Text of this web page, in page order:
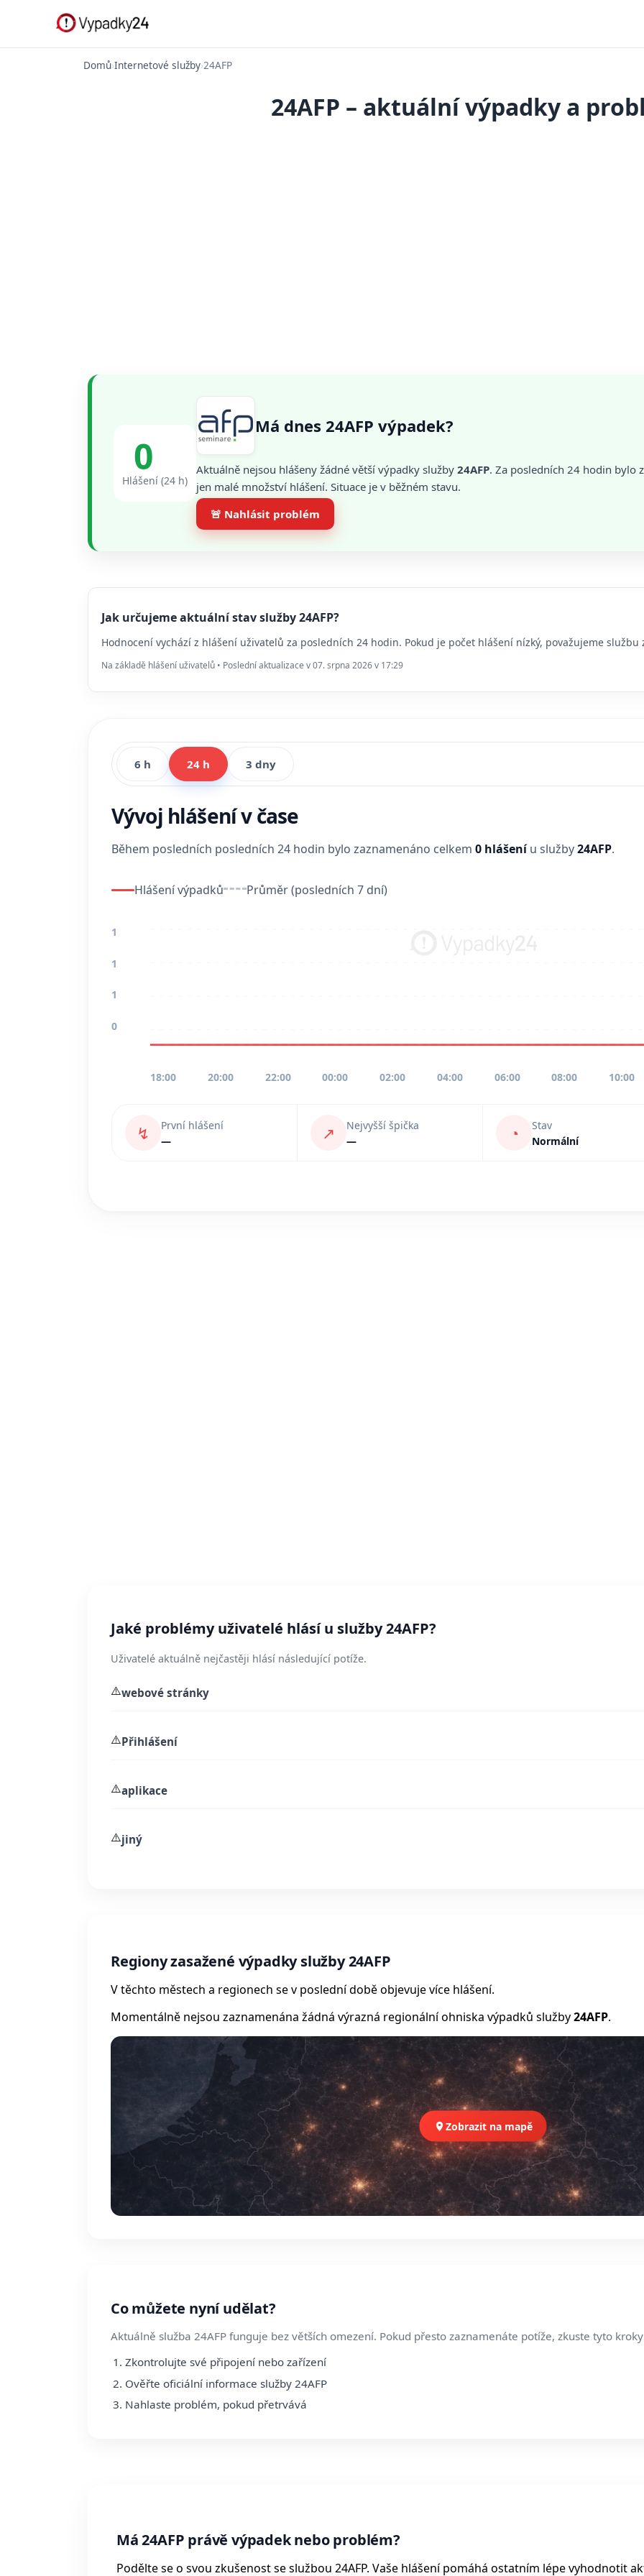
Domů›Internetové služby›24AFP
24AFP – aktuální výpadky a
0
Hlášení (24 h)
Má dnes 24AFP výpadek?
Aktuálně nejsou hlášeny žádné větší výpadky služby 24AFP. Za posledních 24 hodin bylo
jen malé množství hlášení. Situace je v běžném stavu.
🚨 Nahlásit problém
Jak určujeme aktuální stav služby 24AFP?
Hodnocení vychází z hlášení uživatelů za posledních 24 hodin. Pokud je počet hlášení nízký, považujeme službu
Na základě hlášení uživatelů • Poslední aktualizace v 07. srpna 2026 v 17:29
6 h 24 h 3 dny
Vývoj hlášení v čase
Během posledních posledních 24 hodin bylo zaznamenáno celkem 0 hlášeníu služby24AFP.
Hlášení výpadků Průměr (posledních 7 dní)
1
1
1
0
18:00 20:00 22:00 00:00 02:00 04:00 06:00 08:00 10:00
↯
První hlášení
—
↗
Nejvyšší špička
—
◔
Stav
Normální
Jaké problémy uživatelé hlásí u služby 24AFP?
Uživatelé aktuálně nejčastěji hlásí následující potíže.
⚠️webové stránky
⚠️Přihlášení
⚠️aplikace
⚠️jiný
Regiony zasažené výpadky služby 24AFP
V těchto městech a regionech se v poslední době objevuje více hlášení.
Momentálně nejsou zaznamenána žádná výrazná regionální ohniska výpadků služby24AFP.
Zobrazit na mapě
Co můžete nyní udělat?
Aktuálně služba 24AFP funguje bez větších omezení. Pokud přesto zaznamenáte potíže, zkuste tyto
Zkontrolujte své připojení nebo zařízení
Ověřte oficiální informace služby 24AFP
Nahlaste problém, pokud přetrvává
Má 24AFP právě výpadek nebo problém?
Podělte se o svou zkušenost se službou 24AFP. Vaše hlášení pomáhá ostatním lépe vyhodnotit